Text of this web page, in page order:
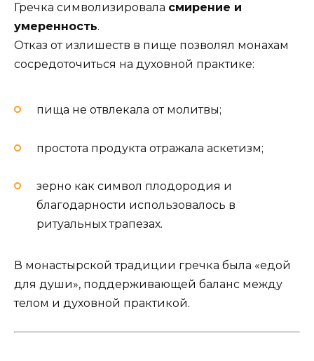
Гречка символизировала смирение и
умеренность.
Отказ от излишеств в пище позволял монахам
сосредоточиться на духовной практике:
пища не отвлекала от молитвы;
простота продукта отражала аскетизм;
зерно как символ плодородия и
благодарности использовалось в
ритуальных трапезах.
В монастырской традиции гречка была «едой
для души», поддерживающей баланс между
телом и духовной практикой.